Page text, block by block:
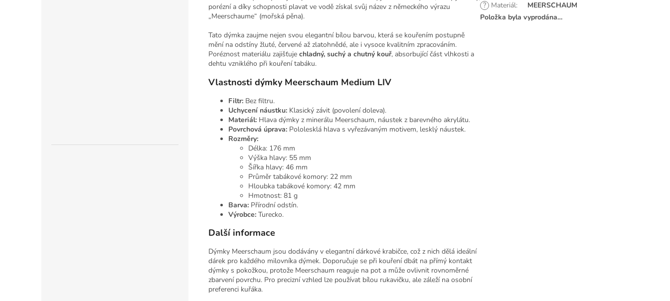
porézní a díky schopnosti plavat ve vodě získal svůj název z německého výrazu
„Meerschaume“ (mořská pěna).
Tato dýmka zaujme nejen svou elegantní bílou barvou, která se kouřením postupně
mění na odstíny žluté, červené až zlatohnědé, ale i vysoce kvalitním zpracováním.
Poréznost materiálu zajišťuje chladný, suchý a chutný kouř, absorbující část vlhkosti a
dehtu vzniklého při kouření tabáku.
Vlastnosti dýmky Meerschaum Medium LIV
Filtr: Bez filtru.
Uchycení náustku: Klasický závit (povolení doleva).
Materiál: Hlava dýmky z minerálu Meerschaum, náustek z barevného akrylátu.
Povrchová úprava: Pololesklá hlava s vyřezávaným motivem, lesklý náustek.
Rozměry:
Délka: 176 mm
Výška hlavy: 55 mm
Šířka hlavy: 46 mm
Průměr tabákové komory: 22 mm
Hloubka tabákové komory: 42 mm
Hmotnost: 81 g
Barva: Přírodní odstín.
Výrobce: Turecko.
Další informace
Dýmky Meerschaum jsou dodávány v elegantní dárkové krabičce, což z nich dělá ideální
dárek pro každého milovníka dýmek. Doporučuje se při kouření dbát na přímý kontakt
dýmky s pokožkou, protože Meerschaum reaguje na pot a může ovlivnit rovnoměrné
zbarvení povrchu. Pro precizní vzhled lze používat bílou rukavičku, ale záleží na osobní
preferenci kuřáka.
? Materiál:
MEERSCHAUM
Položka byla vyprodána…